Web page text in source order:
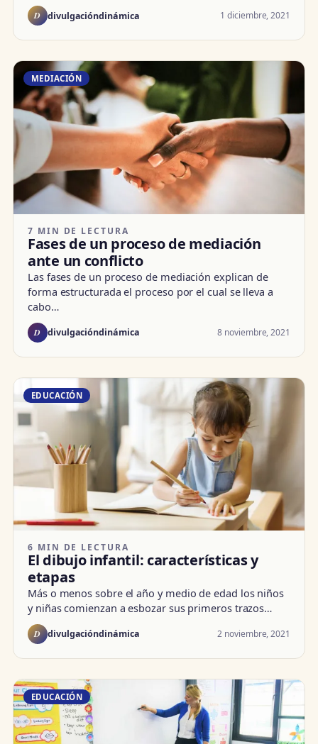
D divulgacióndinámica 1 diciembre, 2021
MEDIACIÓN
7 MIN DE LECTURA
Fases de un proceso de mediación
ante un conflicto
Las fases de un proceso de mediación explican de
forma estructurada el proceso por el cual se lleva a
cabo…
D divulgacióndinámica 8 noviembre, 2021
EDUCACIÓN
6 MIN DE LECTURA
El dibujo infantil: características y
etapas
Más o menos sobre el año y medio de edad los niños
y niñas comienzan a esbozar sus primeros trazos…
D divulgacióndinámica 2 noviembre, 2021
EDUCACIÓN